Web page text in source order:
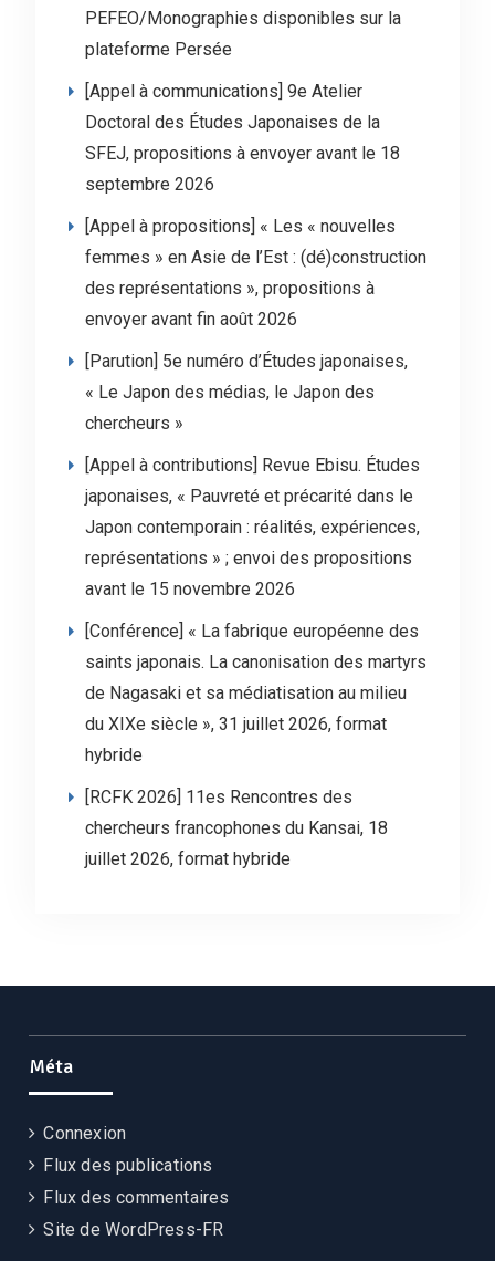
PEFEO/Monographies disponibles sur la
plateforme Persée
[Appel à communications] 9e Atelier
Doctoral des Études Japonaises de la
SFEJ, propositions à envoyer avant le 18
septembre 2026
[Appel à propositions] « Les « nouvelles
femmes » en Asie de l’Est : (dé)construction
des représentations », propositions à
envoyer avant fin août 2026
[Parution] 5e numéro d’Études japonaises,
« Le Japon des médias, le Japon des
chercheurs »
[Appel à contributions] Revue Ebisu. Études
japonaises, « Pauvreté et précarité dans le
Japon contemporain : réalités, expériences,
représentations » ; envoi des propositions
avant le 15 novembre 2026
[Conférence] « La fabrique européenne des
saints japonais. La canonisation des martyrs
de Nagasaki et sa médiatisation au milieu
du XIXe siècle », 31 juillet 2026, format
hybride
[RCFK 2026] 11es Rencontres des
chercheurs francophones du Kansai, 18
juillet 2026, format hybride
Méta
Connexion
Flux des publications
Flux des commentaires
Site de WordPress-FR